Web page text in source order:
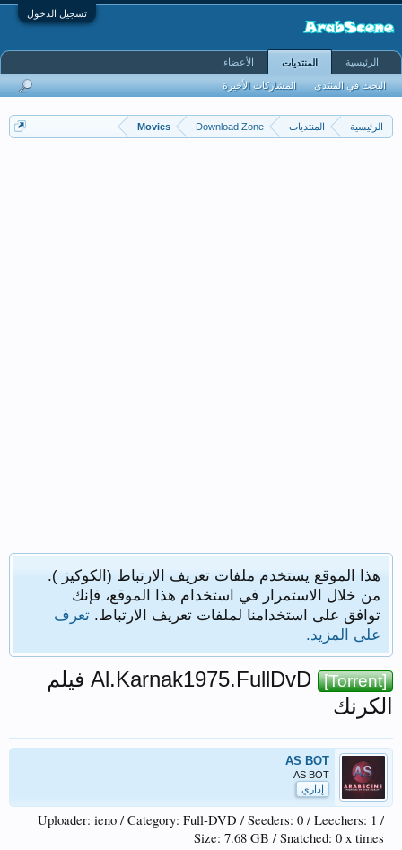
تسجيل الدخول
الرئيسية المنتديات Download Zone
Movies
هذا الموقع يستخدم ملفات تعريف الارتباط (الكوكيز ).
من خلال الاستمرار في استخدام هذا الموقع، فإنك
توافق على استخدامنا لملفات تعريف الارتباط. تعرف
على المزيد.
[Torrent]
Al.Karnak1975.FullDvD فيلم
الكرنك
AS BOT
AS BOT
إداري
Uploader: ieno / Category: Full-DVD / Seeders: 0 / Leechers: 1 /
Size: 7.68 GB / Snatched: 0 x times
الرئيسية المنتديات
البحث في المنتدى المشاركات الأخيرة
الأعضاء